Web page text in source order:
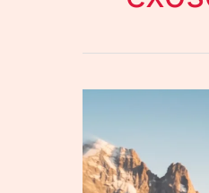
Hypershell
X